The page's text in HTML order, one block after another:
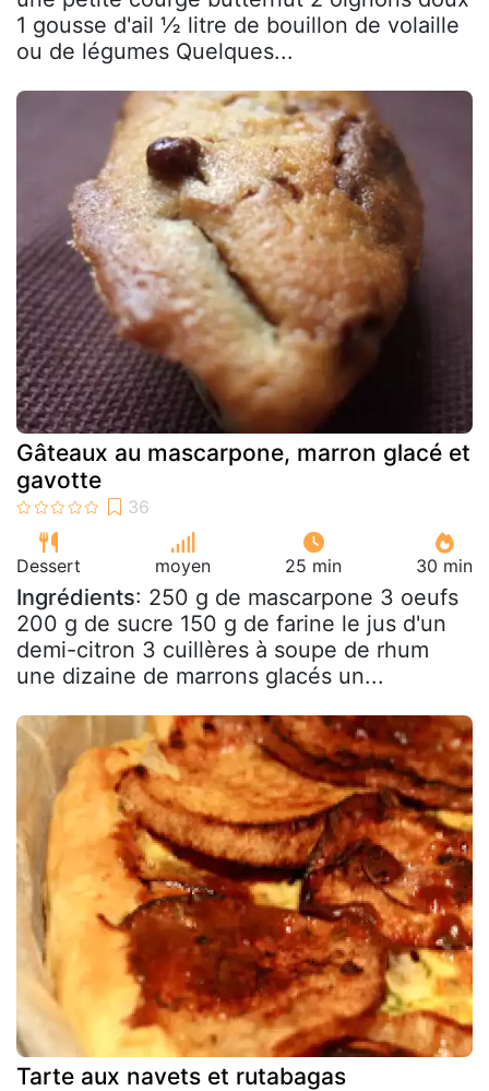
1 gousse d'ail ½ litre de bouillon de volaille
ou de légumes Quelques...
Gâteaux au mascarpone, marron glacé et
gavotte
Dessert moyen 25 min 30 min
Ingrédients: 250 g de mascarpone 3 oeufs
200 g de sucre 150 g de farine le jus d'un
demi-citron 3 cuillères à soupe de rhum
une dizaine de marrons glacés un...
Tarte aux navets et rutabagas